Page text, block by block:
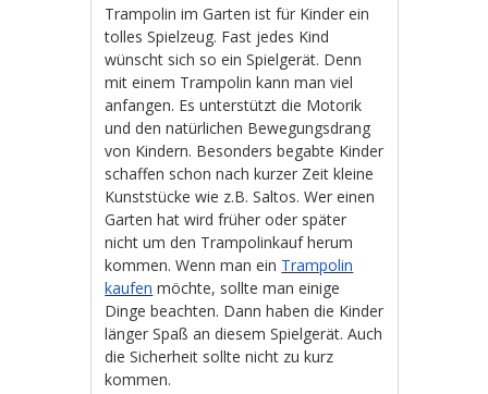
Trampolin im Garten ist für Kinder ein
tolles Spielzeug. Fast jedes Kind
wünscht sich so ein Spielgerät. Denn
mit einem Trampolin kann man viel
anfangen. Es unterstützt die Motorik
und den natürlichen Bewegungsdrang
von Kindern. Besonders begabte Kinder
schaffen schon nach kurzer Zeit kleine
Kunststücke wie z.B. Saltos. Wer einen
Garten hat wird früher oder später
nicht um den Trampolinkauf herum
kommen. Wenn man ein Trampolin
kaufen möchte, sollte man einige
Dinge beachten. Dann haben die Kinder
länger Spaß an diesem Spielgerät. Auch
die Sicherheit sollte nicht zu kurz
kommen.